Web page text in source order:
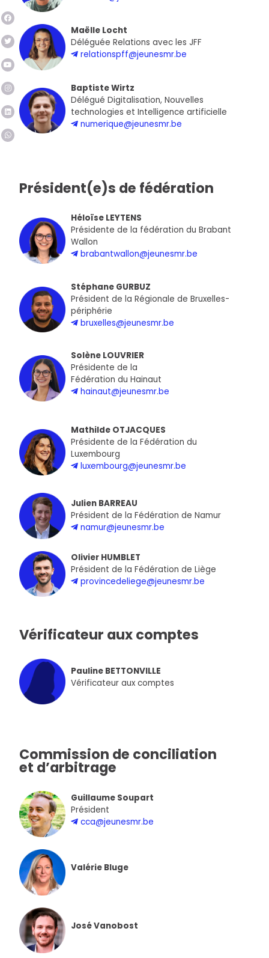
Maëlle Locht
Déléguée Relations avec les JFF
relationspff@jeunesmr.be
Baptiste Wirtz
Délégué Digitalisation, Nouvelles
technologies et Intelligence artificielle
numerique@jeunesmr.be
Président(e)s de fédération
Héloïse LEYTENS
Présidente de la fédération du Brabant
Wallon
brabantwallon@jeunesmr.be
Stéphane GURBUZ
Président de la Régionale de Bruxelles-
périphérie
bruxelles@jeunesmr.be
Solène LOUVRIER
Présidente de la
Fédération du Hainaut
hainaut@jeunesmr.be
Mathilde OTJACQUES
Présidente de la Fédération du
Luxembourg
luxembourg@jeunesmr.be
Julien BARREAU
Président de la Fédération de Namur
namur@jeunesmr.be
Olivier HUMBLET
Président de la Fédération de Liège
provincedeliege@jeunesmr.be
Vérificateur aux comptes
Pauline BETTONVILLE
Vérificateur aux comptes
Commission de conciliation
et d’arbitrage
Guillaume Soupart
Président
cca@jeunesmr.be
Valérie Bluge
José Vanobost